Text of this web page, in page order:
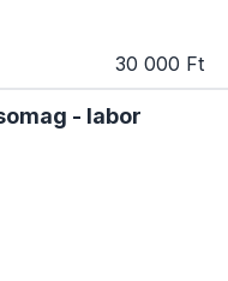
30 000 Ft
- labor